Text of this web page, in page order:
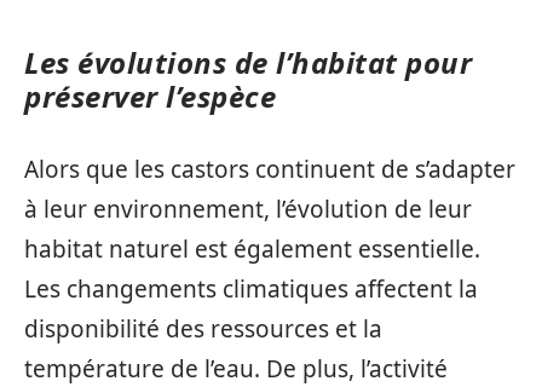
Les évolutions de l’habitat pour
préserver l’espèce
Alors que les castors continuent de s’adapter
à leur environnement, l’évolution de leur
habitat naturel est également essentielle.
Les changements climatiques affectent la
disponibilité des ressources et la
température de l’eau. De plus, l’activité